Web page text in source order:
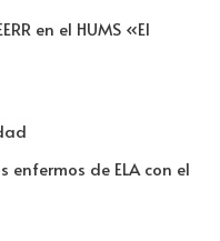
en el HUMS «El
de ELA con el